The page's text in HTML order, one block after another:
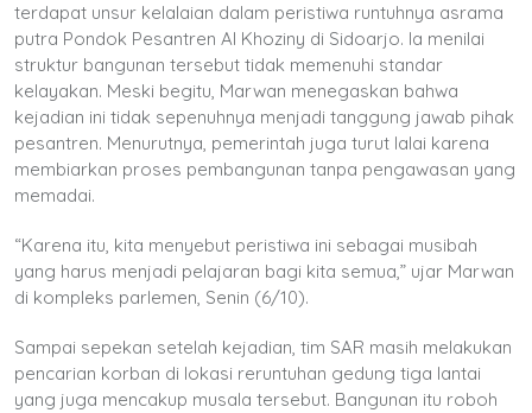
terdapat unsur kelalaian dalam peristiwa runtuhnya asrama
putra Pondok Pesantren Al Khoziny di Sidoarjo. Ia menilai
struktur bangunan tersebut tidak memenuhi standar
kelayakan. Meski begitu, Marwan menegaskan bahwa
kejadian ini tidak sepenuhnya menjadi tanggung jawab pihak
pesantren. Menurutnya, pemerintah juga turut lalai karena
membiarkan proses pembangunan tanpa pengawasan yang
memadai.
“Karena itu, kita menyebut peristiwa ini sebagai musibah
yang harus menjadi pelajaran bagi kita semua,” ujar Marwan
di kompleks parlemen, Senin (6/10).
Sampai sepekan setelah kejadian, tim SAR masih melakukan
pencarian korban di lokasi reruntuhan gedung tiga lantai
yang juga mencakup musala tersebut. Bangunan itu roboh